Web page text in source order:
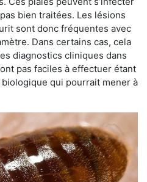
bien traitées. Les lésions
sont donc fréquentes avec
Dans certains cas, cela
diagnostics cliniques dans
pas faciles à effectuer étant
qui pourrait mener à